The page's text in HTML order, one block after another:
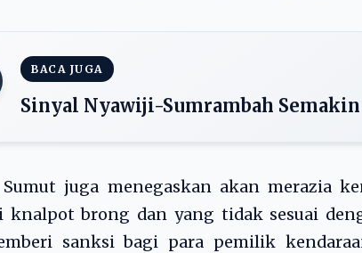
BACA JUGA
Sinyal Nyawiji-Sumrambah
Sumut juga menegaskan akan merazia
knalpot brong dan yang tidak sesuai
sanksi bagi para pemilik